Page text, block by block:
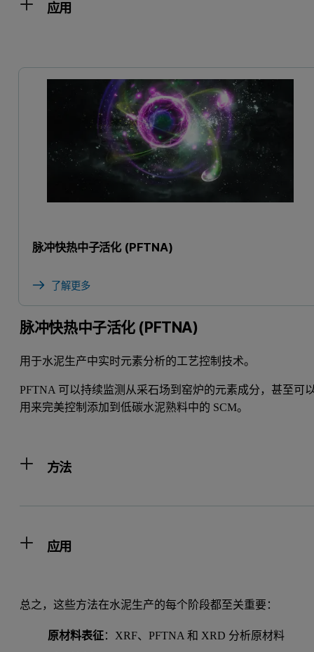
应用
脉冲快热中子活化 (PFTNA)
了解更多
脉冲快热中子活化 (PFTNA)
用于水泥生产中实时元素分析的工艺控制技术。
PFTNA 可以持续监测从采石场到窑炉的元素成分，甚至可
用来完美控制添加到低碳水泥熟料中的 SCM。
方法
应用
总之，这些方法在水泥生产的每个阶段都至关重要：
原材料表征：XRF、PFTNA 和 XRD 分析原材料